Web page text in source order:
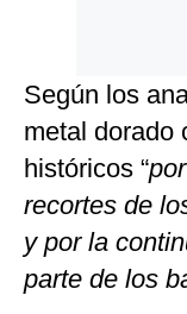
Según los
metal dorado
históricos “
recortes de
y por la
parte de los